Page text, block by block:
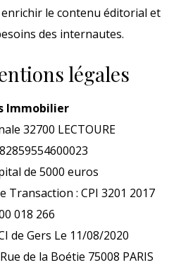
le contenu éditorial et
des internautes.
légales
Immobilier
32700 LECTOURE
de 5000 euros
Transaction : CPI 3201 2017
018 266
de Gers Le 11/08/2020
de la Boétie 75008 PARIS